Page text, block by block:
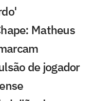
Matheus
de jogador